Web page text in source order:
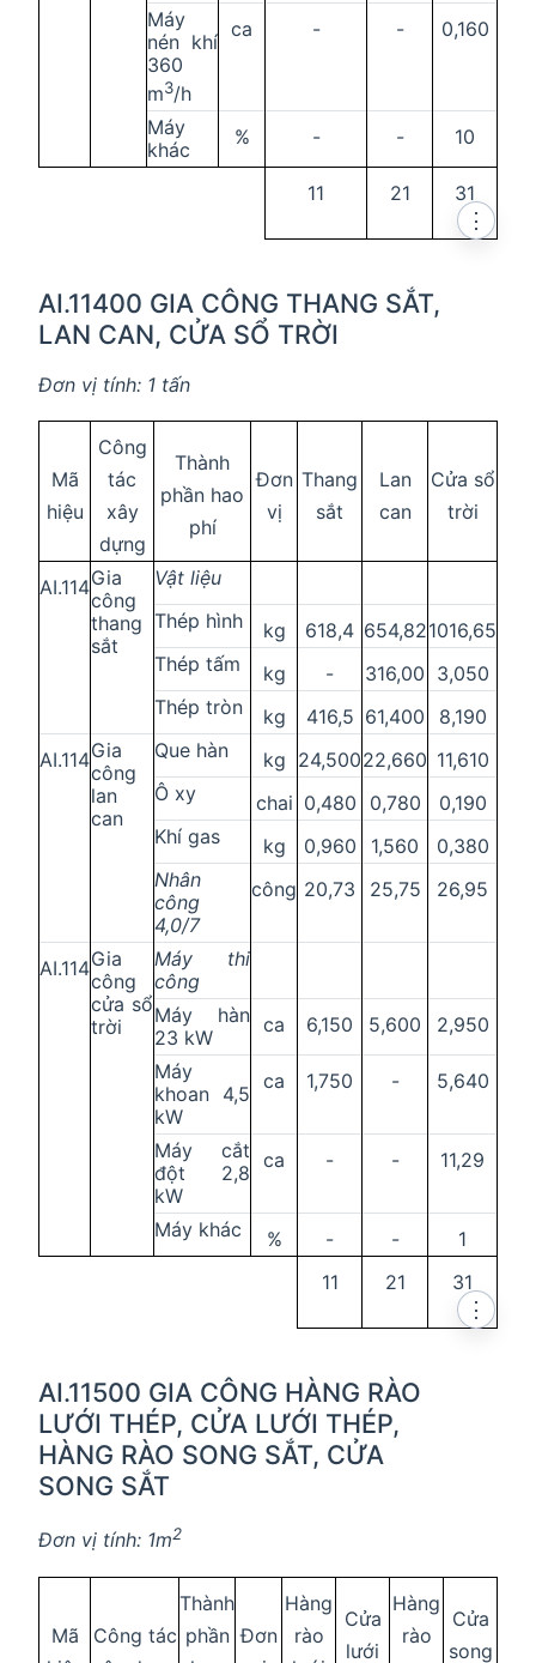
Máy
nén khí
360
m3/h
ca - - 0,160
Máy
khác
% - - 10
11 21 31
AI.11400 GIA CÔNG THANG SẮT,
LAN CAN, CỬA SỔ TRỜI
⋮
Đơn vị tính: 1 tấn
Mã
hiệu
Công
tác
xây
dựng
Thành
phần hao
phí
Đơn
vị
Thang
sắt
Lan
can
Cửa sổ
trời
AI.114Gia
công
thang
sắt
Vật liệu
Thép hình
kg 618,4 654,821016,65
Thép tấm
kg - 316,00 3,050
Thép tròn
kg 416,5 61,400
8,190
AI.114Gia
công
lan
can
Que hàn kg 24,50022,660 11,610
Ô xy
chai 0,480 0,780
0,190
Khí gas
kg 0,960 1,560
0,380
Nhân
công
4,0/7
công 20,73 25,75 26,95
AI.114Gia
công
cửa sổ
trời
Máy thi
công
Máy hàn
23 kW
ca 6,150 5,600
2,950
Máy
khoan 4,5
kW
ca 1,750 - 5,640
Máy cắt
đột 2,8
kW
ca - - 11,29
Máy khác % - -
1
11
21 31
AI.11500 GIA CÔNG HÀNG RÀO
LƯỚI THÉP, CỬA LƯỚI THÉP,
HÀNG RÀO SONG SẮT, CỬA
SONG SẮT
⋮
Đơn vị tính: 1m2
Mã
Công tác
Thành
phần Đơn
Hàng
rào
Cửa
lưới
Hàng
rào
Cửa
song